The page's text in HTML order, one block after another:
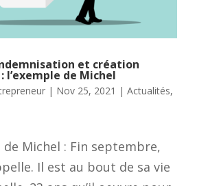
et création
l’exemple de Michel
| Nov 25, 2021 | Actualités,
de Michel : Fin septembre,
Il est au bout de sa vie